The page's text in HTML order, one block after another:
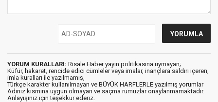
YORUM KURALLARI: Risale Haber yayın politikasına uymayan;
Küfür, hakaret, rencide edici cümleler veya imalar, inançlara saldırı içeren,
imla kuralları ile yazılmamış,
Türkçe karakter kullanılmayan ve BÜYÜK HARFLERLE yazılmış yorumlar
Adınız kısmına uygun olmayan ve saçma rumuzlar onaylanmamaktadır.
Anlayışınız için teşekkür ederiz.